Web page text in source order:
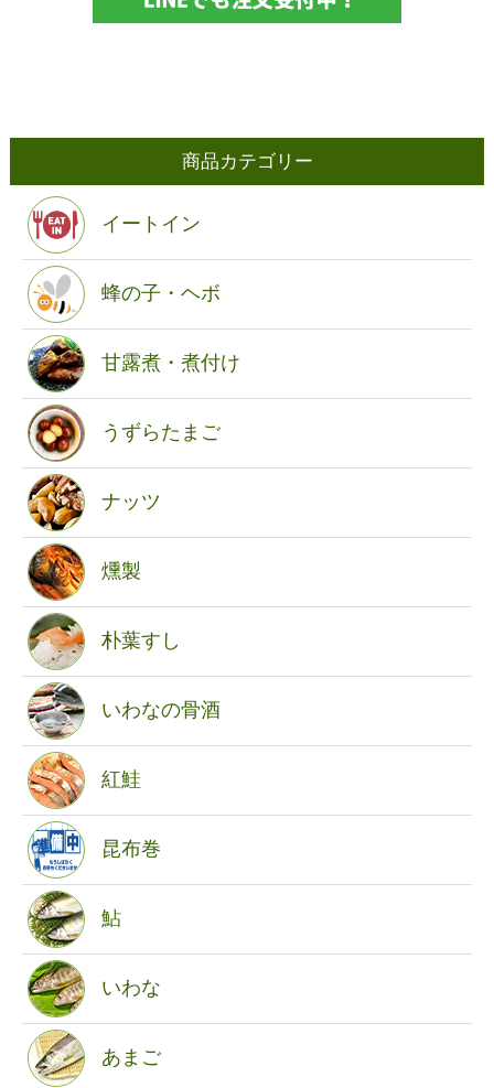
商品カテゴリー
イートイン
蜂の子・ヘボ
甘露煮・煮付け
うずらたまご
ナッツ
燻製
朴葉すし
いわなの骨酒
紅鮭
昆布巻
鮎
いわな
あまご